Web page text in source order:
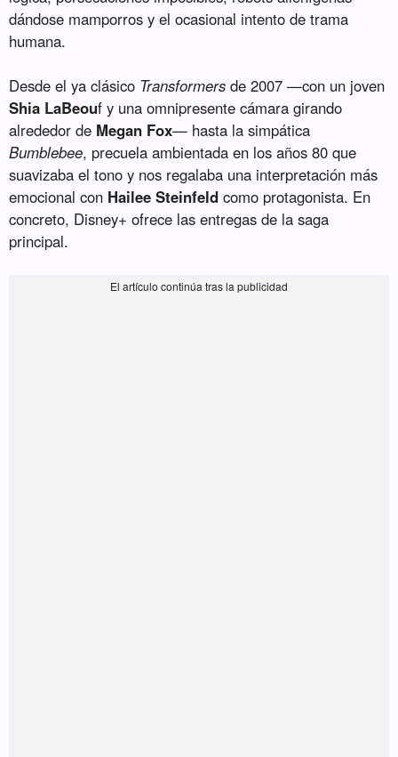
dándose mamporros y el ocasional intento de trama
humana.
Desde el ya clásico Transformers de 2007 —con un joven
Shia LaBeouf y una omnipresente cámara girando
alrededor de Megan Fox— hasta la simpática
Bumblebee, precuela ambientada en los años 80 que
suavizaba el tono y nos regalaba una interpretación más
emocional con Hailee Steinfeld como protagonista. En
concreto, Disney+ ofrece las entregas de la saga
principal.